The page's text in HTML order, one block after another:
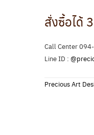
สั่งซื้อได้
Call Center
Line ID :
Precious Art